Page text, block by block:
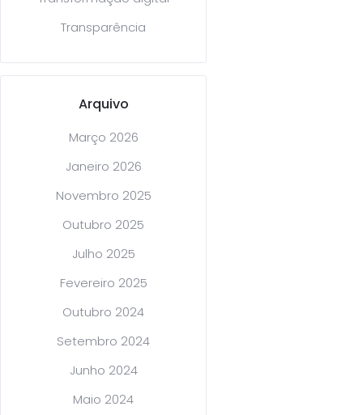
Transparência
Arquivo
Março 2026
Janeiro 2026
Novembro 2025
Outubro 2025
Julho 2025
Fevereiro 2025
Outubro 2024
Setembro 2024
Junho 2024
Maio 2024